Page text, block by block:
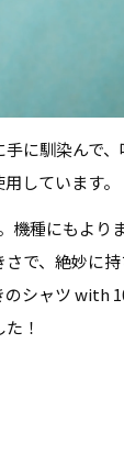
に馴染んで
しています。
機種にもより
で、絶妙に
のシャツwith
！